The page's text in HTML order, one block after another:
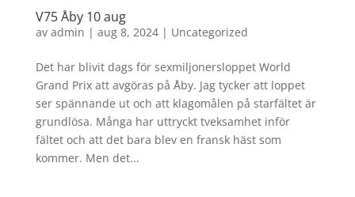
V75 Åby 10 aug
av admin | aug 8, 2024| Uncategorized
Det har blivit dags för sexmiljonersloppet World
Grand Prix att avgöras på Åby. Jag tycker att loppet
ser spännande ut och att klagomålen på starfältet är
grundlösa. Många har uttryckt tveksamhet inför
fältet och att det bara blev en fransk häst som
kommer. Men det...